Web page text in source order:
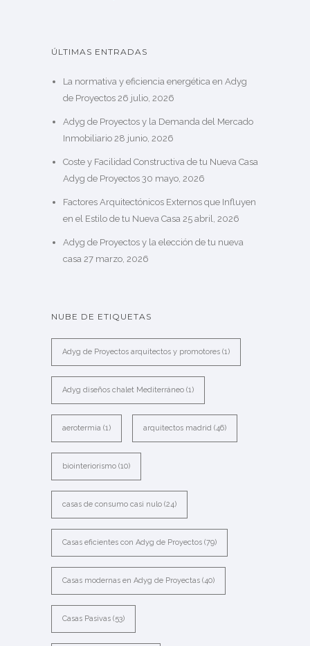
ÚLTIMAS ENTRADAS
La normativa y eficiencia energética en Adyg
de Proyectos 26 julio, 2026
Adyg de Proyectos y la Demanda del Mercado
Inmobiliario 28 junio, 2026
Coste y Facilidad Constructiva de tu Nueva Casa
Adyg de Proyectos 30 mayo, 2026
Factores Arquitectónicos Externos que Influyen
en el Estilo de tu Nueva Casa 25 abril, 2026
Adyg de Proyectos y la elección de tu nueva
casa 27 marzo, 2026
NUBE DE ETIQUETAS
Adyg de Proyectos arquitectos y promotores (1)
Adyg diseños chalet Mediterráneo (1)
aerotermia (1) arquitectos madrid (46)
biointeriorismo (10)
casas de consumo casi nulo (24)
Casas eficientes con Adyg de Proyectos (79)
Casas modernas en Adyg de Proyectas (40)
Casas Pasivas (53)